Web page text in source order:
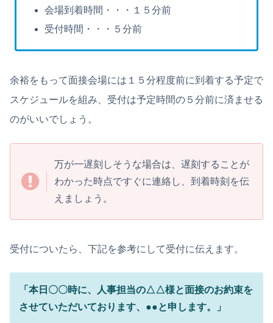
会場到着時間・・・１５分前
受付時間・・・５分前
余裕をもって面接会場には１５分程度前に到着する予定で
スケジュールを組み、受付は予定時間の５分前に済ませる
のがいいでしょう。
万が一遅刻しそうな場合は、遅刻することが
わかった時点ですぐに連絡し、到着時刻を伝
えましょう。
受付についたら、下記を参考にして受付に伝えます。
「本日〇〇時に、人事担当の△△様と面接のお約束を
させていただいております、●●と申します。」